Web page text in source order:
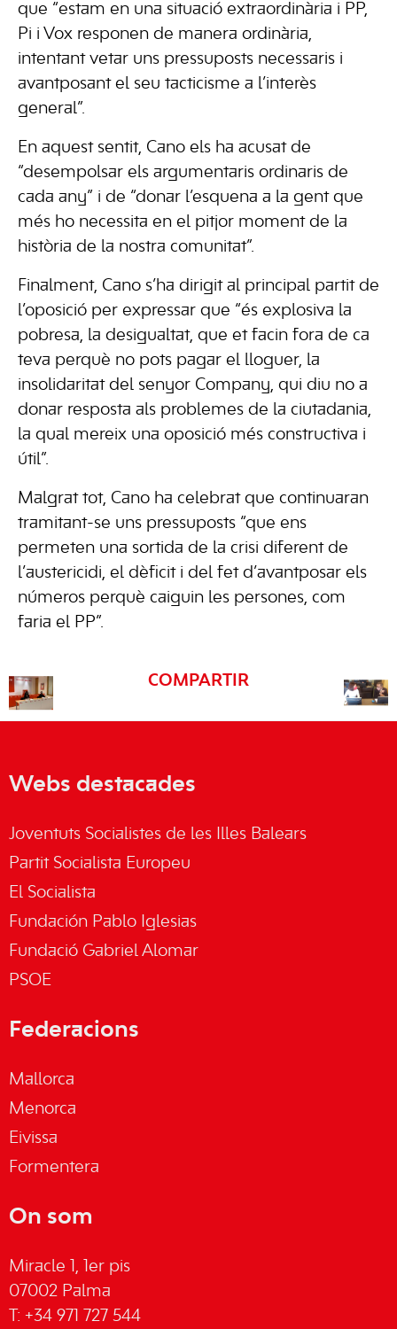
que “estam en una situació extraordinària i PP,
Pi i Vox responen de manera ordinària,
intentant vetar uns pressuposts necessaris i
avantposant el seu tacticisme a l’interès
general”.
En aquest sentit, Cano els ha acusat de
“desempolsar els argumentaris ordinaris de
cada any” i de “donar l’esquena a la gent que
més ho necessita en el pitjor moment de la
història de la nostra comunitat”.
Finalment, Cano s’ha dirigit al principal partit de
l’oposició per expressar que “és explosiva la
pobresa, la desigualtat, que et facin fora de ca
teva perquè no pots pagar el lloguer, la
insolidaritat del senyor Company, qui diu no a
donar resposta als problemes de la ciutadania,
la qual mereix una oposició més constructiva i
útil”.
Malgrat tot, Cano ha celebrat que continuaran
tramitant-se uns pressuposts “que ens
permeten una sortida de la crisi diferent de
l’austericidi, el dèficit i del fet d’avantposar els
números perquè caiguin les persones, com
faria el PP”.
COMPARTIR
Webs destacades
Joventuts Socialistes de les Illes Balears
Partit Socialista Europeu
El Socialista
Fundación Pablo Iglesias
Fundació Gabriel Alomar
PSOE
Federacions
Mallorca
Menorca
Eivissa
Formentera
On som
Miracle 1, 1er pis
07002 Palma
T: +34 971 727 544